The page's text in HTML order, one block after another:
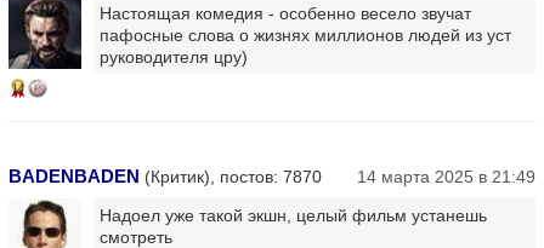
14
Настоящая комедия - особенно весело звучат
пафосные слова о жизнях миллионов людей из уст
руководителя цру)
BADENBADEN (Критик), постов: 7870 14 марта 2025 в 21:49
Надоел уже такой экшн, целый фильм устанешь
смотреть